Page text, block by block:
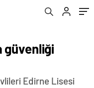
güvenliği
Edirne Lisesi